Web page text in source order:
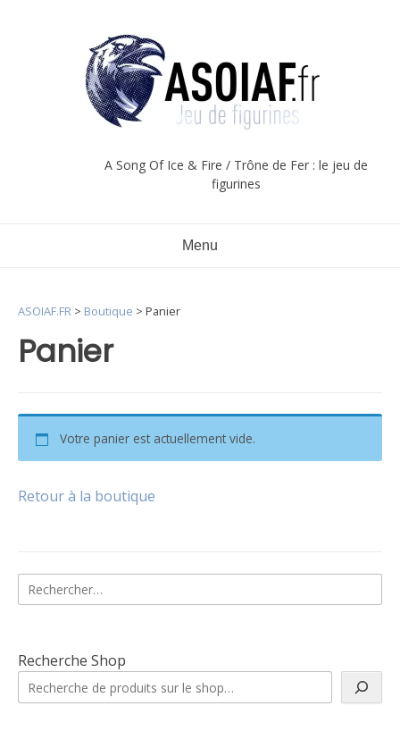
A Song Of Ice & Fire / Trône de Fer : le jeu de
figurines
Menu
Panier
ASOIAF.FR > Boutique > Panier
Votre panier est actuellement vide.
Retour à la boutique
Rechercher :
Recherche Shop